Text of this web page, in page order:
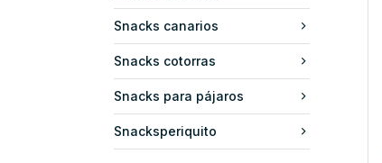
Snacks canarios
Snacks cotorras
Snacks para pájaros
Snacksperiquito